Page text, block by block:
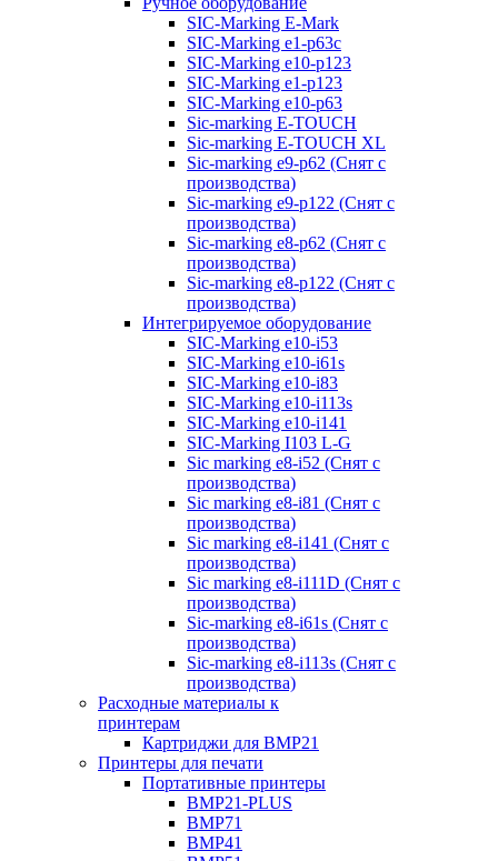
SIC-Marking E-Mark
SIC-Marking e1-p63с
SIC-Marking e10-p123
SIC-Marking e1-p123
SIC-Marking e10-p63
Sic-marking E-TOUCH
Sic-marking E-TOUCH XL
Sic-marking e9-p62 (Снят с
производства)
Sic-marking e9-p122 (Снят с
производства)
Sic-marking e8-p62 (Снят с
производства)
Sic-marking e8-p122 (Снят с
производства)
Интегрируемое оборудование
SIC-Marking e10-i53
SIC-Marking e10-i61s
SIC-Marking e10-i83
SIC-Marking e10-i113s
SIC-Marking e10-i141
SIC-Marking I103 L-G
Sic marking e8-i52 (Снят с
производства)
Sic marking e8-i81 (Снят с
производства)
Sic marking e8-i141 (Снят с
производства)
Sic marking e8-i111D (Снят с
производства)
Sic-marking e8-i61s (Снят с
производства)
Sic-marking e8-i113s (Снят с
производства)
Расходные материалы к
принтерам
Картриджи для BMP21
Принтеры для печати
Портативные принтеры
BMP21-PLUS
BMP71
BMP41